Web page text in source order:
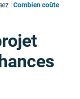
:Combien coûte